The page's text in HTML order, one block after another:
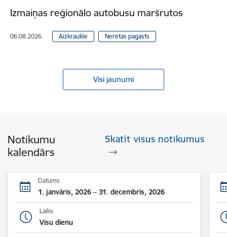
Izmaiņas reģionālo autobusu maršrutos
06.08.2026. Aizkraukle Neretas pagasts
Visi jaunumi
Notikumu
kalendārs
Skatīt visus notikumus
Datums
1. janvāris, 2026 – 31. decembris, 2026
Laiks
Visu dienu